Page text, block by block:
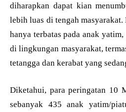
diharapkan dapat kian
lebih luas di tengah
hanya terbatas pada anak
di lingkungan masyarakat,
tetangga dan kerabat yang
Diketahui, para peringatan 10
sebanyak 435 anak yatim/